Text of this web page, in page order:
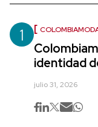
1
identidad
julio 31, 2026